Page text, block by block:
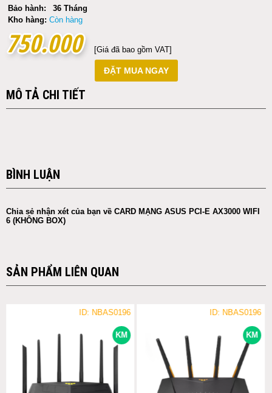
Bảo hành:
36 Tháng
Kho hàng: Còn hàng
750.000
750.000 [Giá đã bao gồm VAT]
ĐẶT MUA NGAY
MÔ TẢ CHI TIẾT
BÌNH LUẬN
Chia sẻ nhận xét của bạn về CARD MẠNG ASUS PCI-E AX3000 WIFI
6 (KHÔNG BOX)
SẢN PHẨM LIÊN QUAN
KM
ID: NBAS0196
KM
ID: NBAS0196